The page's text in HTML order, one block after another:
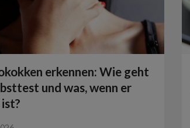
erkennen: Wie geht
und was, wenn er